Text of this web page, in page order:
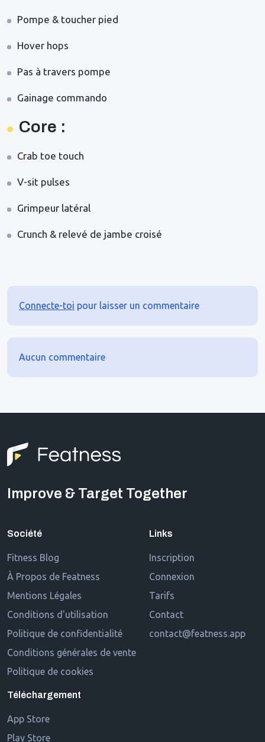
Pompe & toucher pied
Hover hops
Pas à travers pompe
Gainage commando
Core :
Crab toe touch
V-sit pulses
Grimpeur latéral
Crunch & relevé de jambe croisé
Connecte-toi pour laisser un commentaire
Aucun commentaire
Improve & Target Together
Société
Fitness Blog
À Propos de Featness
Mentions Légales
Conditions d'utilisation
Politique de confidentialité
Conditions générales de vente
Politique de cookies
Links
Inscription
Connexion
Tarifs
Contact
contact@featness.app
Téléchargement
App Store
Play Store